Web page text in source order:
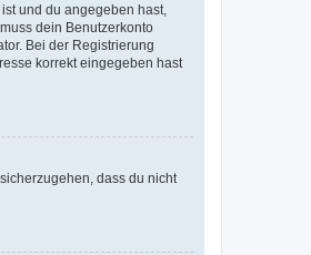
und du angegeben hast,
dein Benutzerkonto
Bei der Registrierung
korrekt eingegeben hast
dass du nicht